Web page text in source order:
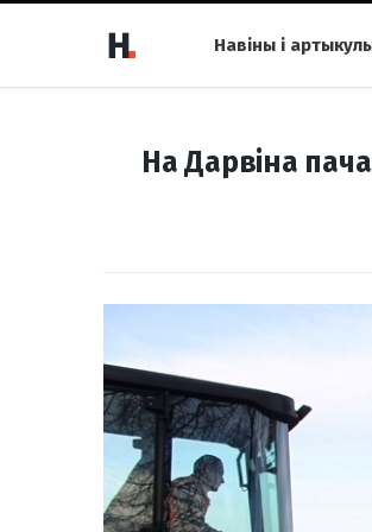
Навіны і
На Дарвіна